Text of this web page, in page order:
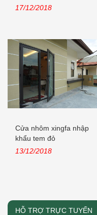
17/12/2018
Cửa nhôm xingfa nhập
khẩu tem đỏ
13/12/2018
HỖ TRỢ TRỰC TUYẾN